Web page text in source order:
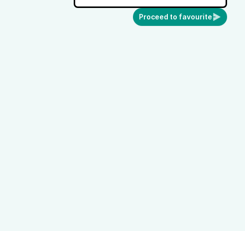
Proceed to favourite